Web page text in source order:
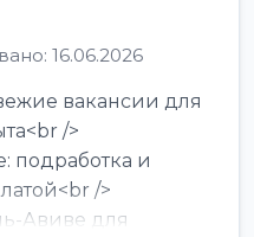
16.06.2026
вакансии для
/>
подработка и
/>
Авиве для